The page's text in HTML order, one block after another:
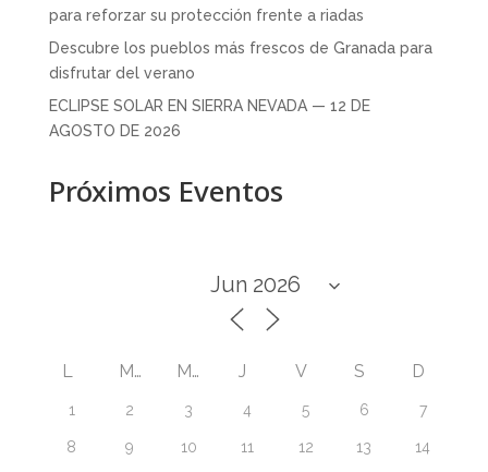
para reforzar su protección frente a riadas
Descubre los pueblos más frescos de Granada para
disfrutar del verano
ECLIPSE SOLAR EN SIERRA NEVADA — 12 DE
AGOSTO DE 2026
Próximos Eventos
L M M J V S D
1 2 3 4 5 6 7
8 9 10 11 12 13 14